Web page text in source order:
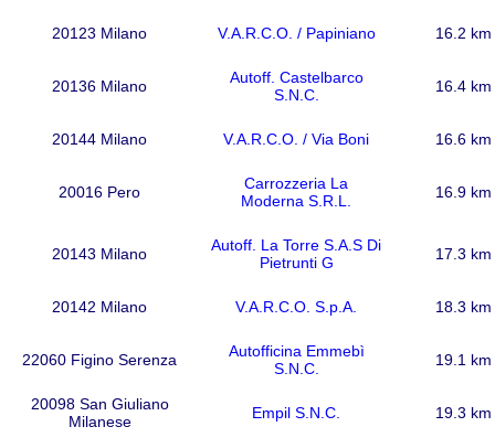
20123 Milano V.A.R.C.O. / Papiniano 16.2 km
20136 Milano
Autoff. Castelbarco
S.N.C.
16.4 km
20144 Milano V.A.R.C.O. / Via Boni 16.6 km
20016 Pero
Carrozzeria La
Moderna S.R.L.
16.9 km
20143 Milano
Autoff. La Torre S.A.S Di
Pietrunti G
17.3 km
20142 Milano V.A.R.C.O. S.p.A. 18.3 km
22060 Figino Serenza
Autofficina Emmebì
S.N.C.
19.1 km
20098 San Giuliano
Milanese
Empil S.N.C. 19.3 km